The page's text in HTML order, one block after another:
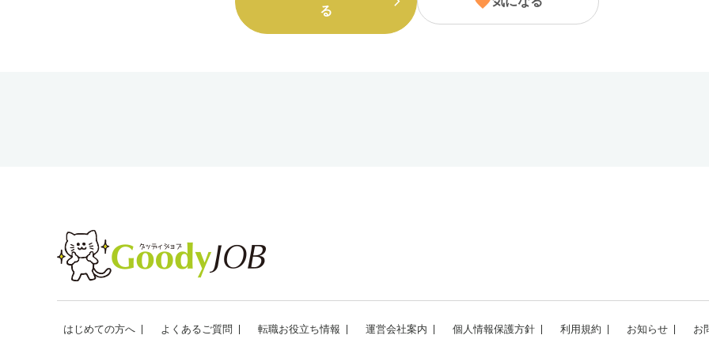
る
はじめての方へ よくあるご質問 転職お役立ち情報 運営会社案内 個人情報保護方針 利用規約 お知らせ お